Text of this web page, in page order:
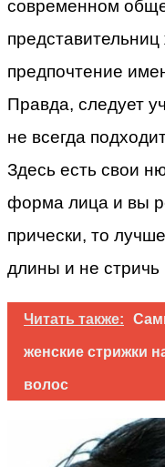
современном
предпочтение
Правда, следует
не всегда
Здесь есть свои
форма лица и вы
прически, то
длины и не стричь
Читать также:
женские стрижки
волос